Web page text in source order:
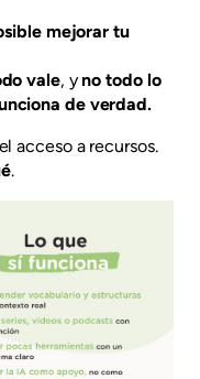
mejorar tu
vale, yno todo lo
de verdad.
acceso a recursos.
.